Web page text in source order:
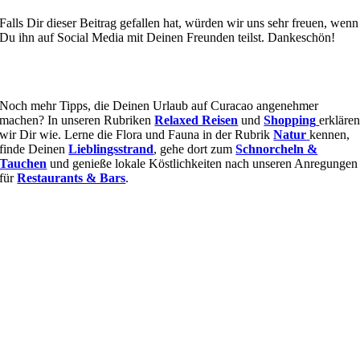
Falls Dir dieser Beitrag gefallen hat, würden wir uns sehr freuen, wenn
Du ihn auf Social Media mit Deinen Freunden teilst. Dankeschön!
Noch mehr Tipps, die Deinen Urlaub auf Curacao angenehmer
machen? In unseren RubrikenRelaxed Reisen undShopping erklären
wir Dir wie. Lerne die Flora und Fauna in der RubrikNatur kennen,
finde DeinenLieblingsstrand, gehe dort zumSchnorcheln &
Tauchen und genieße lokale Köstlichkeiten nach unseren Anregungen
fürRestaurants & Bars.